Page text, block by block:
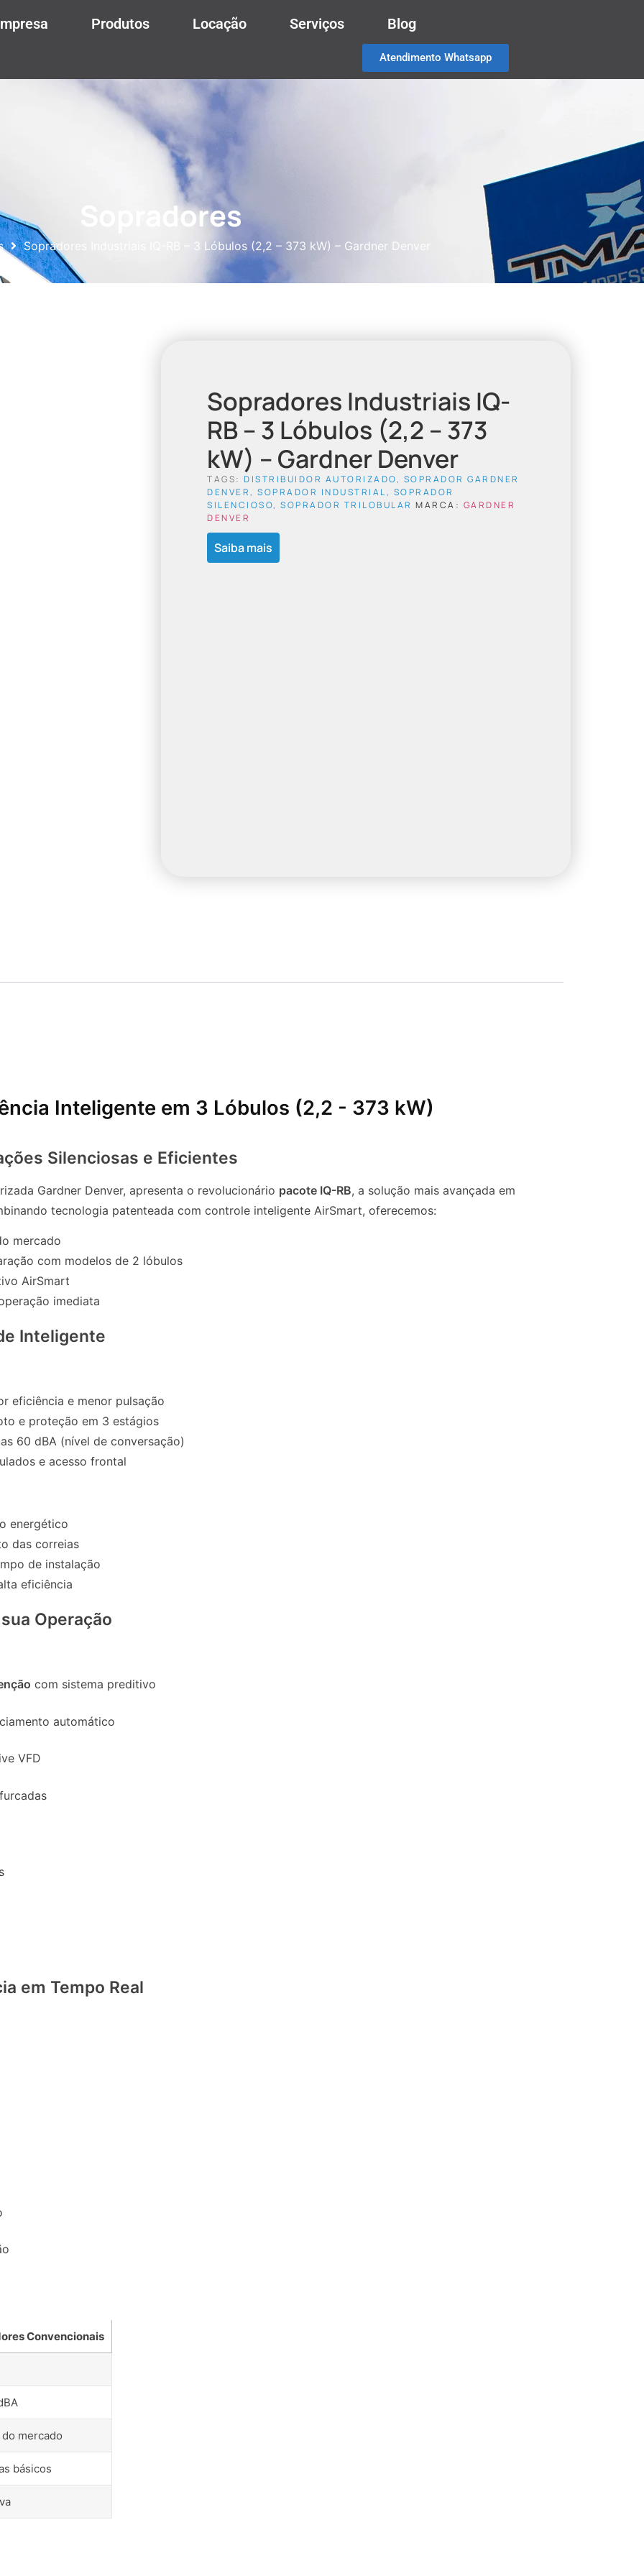
Produtos Locação Serviços Blog
Atendimento Whatsapp
Sopradores
Sopradores Industriais IQ-RB – 3 Lóbulos (2,2 – 373 kW) – Gardner Denver
Sopradores Industriais IQ-
RB – 3 Lóbulos (2,2 – 373
kW) – Gardner Denver
TAGS: DISTRIBUIDOR AUTORIZADO, SOPRADOR GARDNER
DENVER, SOPRADOR INDUSTRIAL, SOPRADOR
SILENCIOSO, SOPRADOR TRILOBULAR MARCA: GARDNER
DENVER
Saiba mais
Inteligente em 3 Lóbulos (2,2 - 373 kW)
Silenciosas e Eficientes
Gardner Denver, apresenta o revolucionário pacote IQ-RB, a solução mais avançada em
tecnologia patenteada com controle inteligente AirSmart, oferecemos:
mercado
com modelos de 2 lóbulos
AirSmart
imediata
Inteligente
eficiência e menor pulsação
e proteção em 3 estágios
60 dBA (nível de conversação)
e acesso frontal
energético
das correias
de instalação
eficiência
Operação
com sistema preditivo
automático
VFD
em Tempo Real
Convencionais
do mercado
básicos